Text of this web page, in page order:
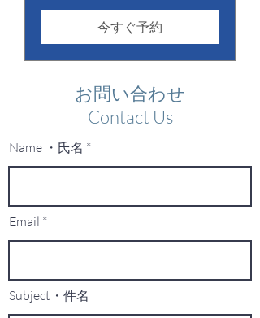
今すぐ予約
お問い合わせ
Contact Us
Name ・氏名
Email
Subject・件名